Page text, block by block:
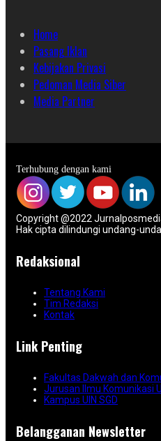
Home
Pasang Iklan
Kebijakan Privasi
Pedoman Media Siber
Media Partner
Terhubung dengan kami
Copyright @2022
Hak cipta dilindungi undang-
Redaksional
Tentang Kami
Tim Redaksi
Kontak
Link Penting
Fakultas Dakwah dan
Jurusan Ilmu Komunikasi
Kampus UIN SGD
Belangganan Newsletter